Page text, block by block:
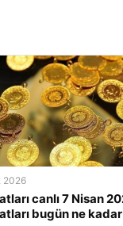
2026
canlı 7 Nisan
bugün ne kadar